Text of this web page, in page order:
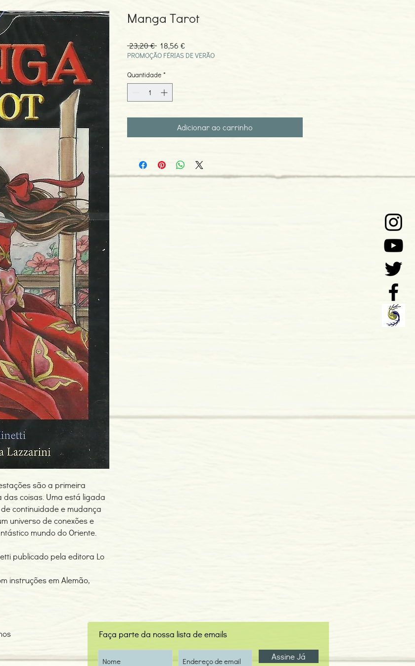
são a primeira
coisas. Uma está ligada
continuidade e mudança
universo de conexões e
mundo do Oriente.
publicado pela editora Lo
instruções em Alemão,
Manga Tarot
23,20 € Preço
normal
18,56 €Preço
promocional
PROMOÇÃO FÉRIAS DE VERÃO
Quantidade *
Adicionar ao carrinho
Faça parte da nossa lista de emails
Assine Já